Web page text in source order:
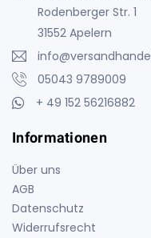
Rodenberger Str. 1
31552 Apelern
05043 9789009
+ 49 152 56216882
Informationen
Über uns
AGB
Datenschutz
Widerrufsrecht